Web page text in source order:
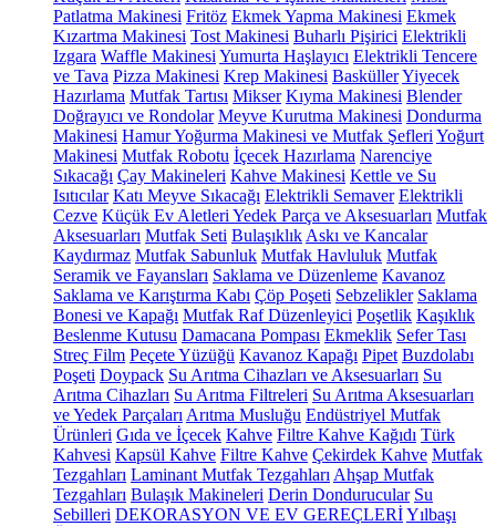
Patlatma Makinesi Fritöz Ekmek Yapma Makinesi Ekmek
Kızartma Makinesi Tost Makinesi Buharlı Pişirici Elektrikli
Izgara Waffle Makinesi Yumurta Haşlayıcı Elektrikli Tencere
ve Tava Pizza Makinesi Krep Makinesi BasküllerYiyecek
Hazırlama Mutfak Tartısı Mikser Kıyma Makinesi Blender
Doğrayıcı ve Rondolar Meyve Kurutma Makinesi Dondurma
Makinesi Hamur Yoğurma Makinesi ve Mutfak Şefleri Yoğurt
Makinesi Mutfak Robotu İçecek Hazırlama Narenciye
Sıkacağı Çay Makineleri Kahve Makinesi Kettle ve Su
Isıtıcılar Katı Meyve Sıkacağı Elektrikli Semaver Elektrikli
Cezve Küçük Ev Aletleri Yedek Parça ve Aksesuarları Mutfak
Aksesuarları Mutfak Seti Bulaşıklık Askı ve Kancalar
Kaydırmaz Mutfak Sabunluk Mutfak Havluluk Mutfak
Seramik ve Fayansları Saklama ve Düzenleme Kavanoz
Saklama ve Karıştırma Kabı Çöp Poşeti Sebzelikler Saklama
Bonesi ve Kapağı Mutfak Raf Düzenleyici Poşetlik Kaşıklık
Beslenme Kutusu Damacana Pompası Ekmeklik Sefer Tası
Streç Film Peçete Yüzüğü Kavanoz Kapağı Pipet Buzdolabı
Poşeti Doypack Su Arıtma Cihazları ve Aksesuarları Su
Arıtma Cihazları Su Arıtma Filtreleri Su Arıtma Aksesuarları
ve Yedek Parçaları Arıtma Musluğu Endüstriyel Mutfak
Ürünleri Gıda ve İçecek Kahve Filtre Kahve Kağıdı Türk
Kahvesi Kapsül Kahve Filtre Kahve Çekirdek Kahve Mutfak
Tezgahları Laminant Mutfak Tezgahları Ahşap Mutfak
Tezgahları Bulaşık Makineleri Derin Dondurucular Su
Sebilleri DEKORASYON VE EV GEREÇLERİYılbaşı